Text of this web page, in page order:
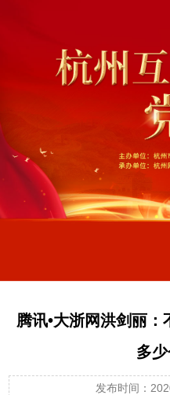
腾讯•大浙网洪剑丽
多
发布时间：